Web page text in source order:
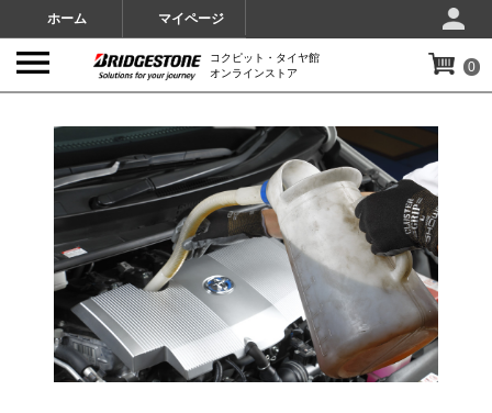
ホーム マイページ
コクピット・タイヤ館
オンラインストア
0